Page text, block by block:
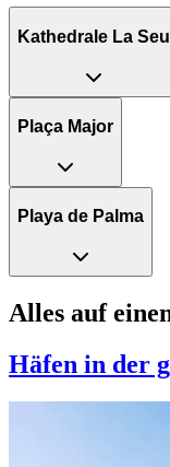
Kathedrale La Seu
Plaça Major
Playa de Palma
Alles auf
Häfen in der